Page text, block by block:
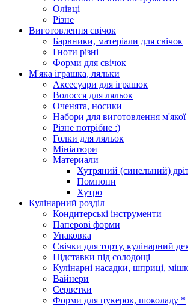
Олівці
Різне
Виготовлення свічок
Барвники, матеріали для свічок
Гноти різні
Форми для свічок
М'яка іграшка, ляльки
Аксесуари для іграшок
Волосся для ляльок
Оченята, носики
Набори для виготовлення м'якої
Різне потрібне :)
Голки для ляльок
Мініатюри
Материали
Хутряний (синельний)
Помпони
Хутро
Кулінарний розділ
Кондитерські інструменти
Паперові форми
Упаковка
Свічки для торту, кулінарний
Підставки під солодощі
Кулінарні насадки, шприці,
Вайнери
Серветки
Форми для цукерок, шоколаду *